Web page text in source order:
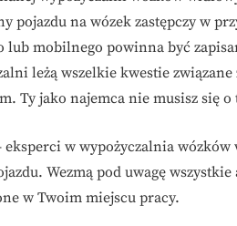
pojazdu na wózek zastępczy w
lub mobilnego powinna być
leżą wszelkie kwestie
Ty jako najemca nie musisz się o
w wypożyczalnia
Wezmą pod uwagę
w Twoim miejscu pracy.